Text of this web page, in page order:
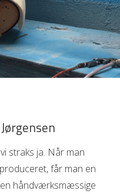
straks ja. Når man
får man en
håndværksmæssige